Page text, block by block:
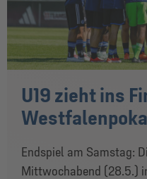
U19 zieht ins
Endspiel am Samstag:
Mittwochabend (28.5.)